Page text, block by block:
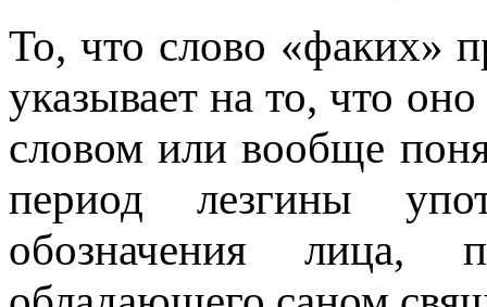
То, что слово «факих»
указывает на то, что
словом или вообще
период лезгины
обозначения лица,